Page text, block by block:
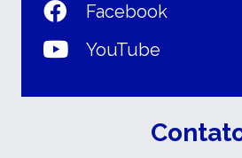
Facebook
YouTube